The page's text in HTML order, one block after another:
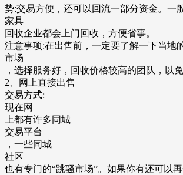
势:交易方便，还可以回流一部分资金。一
家具
回收企业都会上门回收，方便省事。
注意事项:在出售前，一定要了解一下当地
市场
，选择服务好，回收价格较高的团队，以
2、网上直接出售
交易方式:
现在网
上都有许多同城
交易平台
，一些同城
社区
也有专门的“跳骚市场”。如果你有还可以